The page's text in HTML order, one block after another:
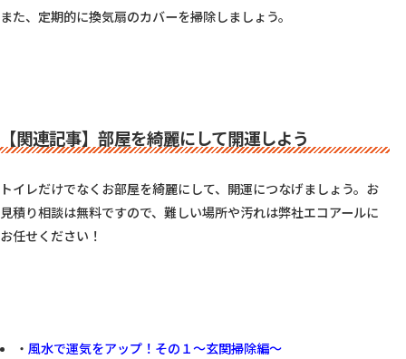
また、定期的に換気扇のカバーを掃除しましょう。
【関連記事】部屋を綺麗にして開運しよう
トイレだけでなくお部屋を綺麗にして、開運につなげましょう。お
見積り相談は無料ですので、難しい場所や汚れは弊社エコアールに
お任せください！
・ 風水で運気をアップ！その１〜玄関掃除編〜